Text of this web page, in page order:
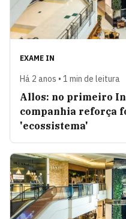
EXAME IN
Há 2 anos • 1 min de leitura
Allos: no primeiro
companhia reforça
'ecossistema'